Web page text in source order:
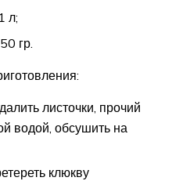
л;
гр.
листочки, прочий
водой, обсушить на
клюкву